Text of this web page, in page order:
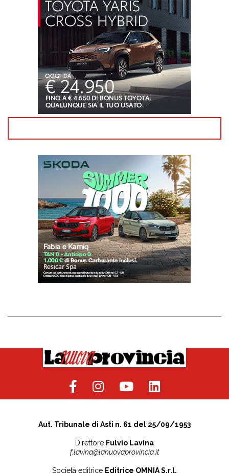
Aut. Tribunale di Asti n. 61 del 25/09/1953
Direttore Fulvio Lavina
f.lavina@lanuovaprovincia.it
Società editrice Editrice OMNIA S.r.l.